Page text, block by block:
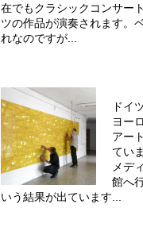
在でもクラシックコンサー
ツの作品が演奏されます。
れなのですが
ドイ
ヨー
アー
てい
メデ
館へ
いう結果が出ています